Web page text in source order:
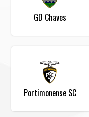
GD Chaves
Portimonense SC